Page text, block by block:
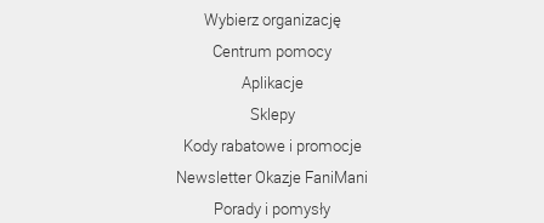
Wybierz organizację
Centrum pomocy
Aplikacje
Sklepy
Kody rabatowe i promocje
Newsletter Okazje FaniMani
Porady i pomysły